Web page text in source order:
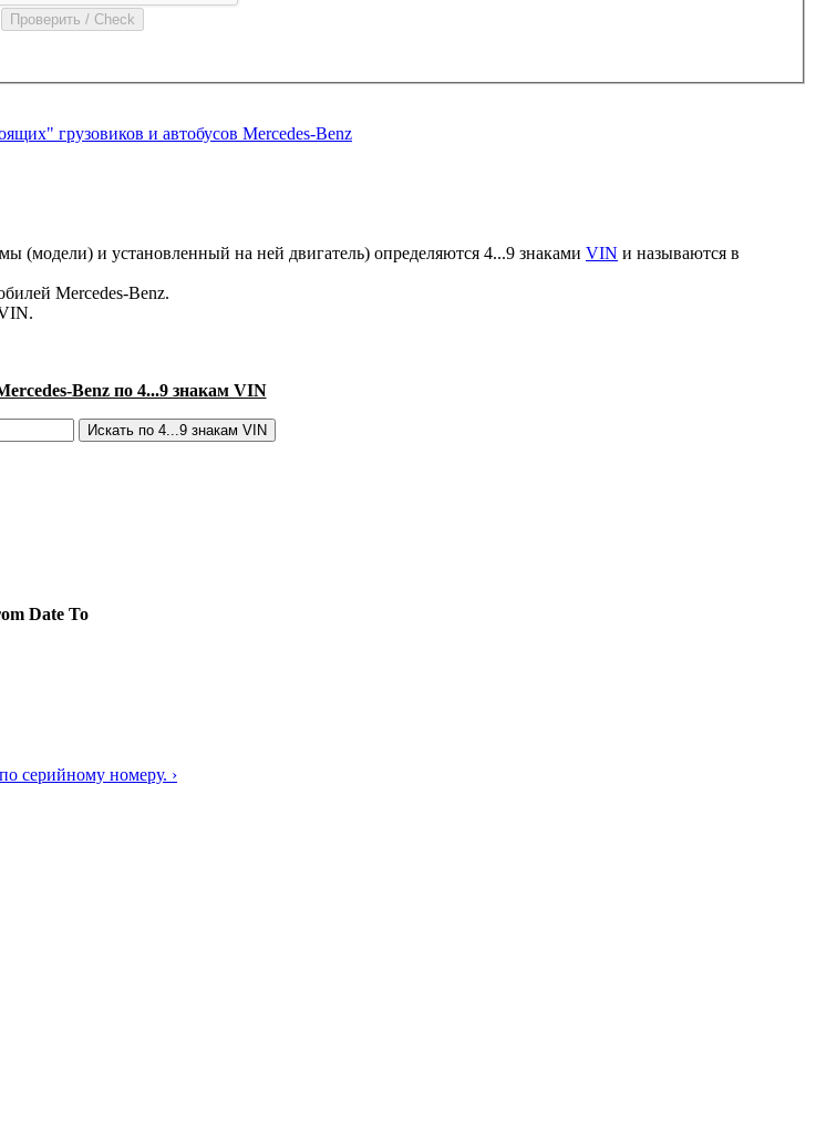
грузовиков и автобусов Mercedes-Benz
(модели) и установленный на ней двигатель) определяются 4...9 знаками VIN и называются в
Mercedes-Benz.
Benz по 4...9 знакам VIN
Date To
серийному номеру. ›